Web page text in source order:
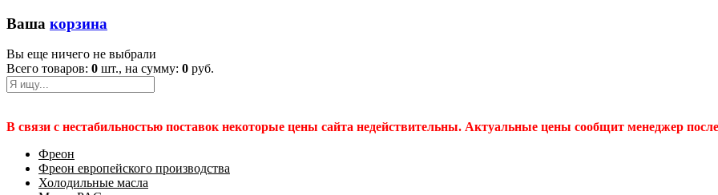
Ваша корзина
Вы еще ничего не выбрали
Всего товаров: 0 шт., на сумму: 0 руб.
В связи с нестабильностью поставок некоторые цены сайта недействительны. Актуальные цены сообщит менеджер
Фреон
Фреон европейского производства
Холодильные масла